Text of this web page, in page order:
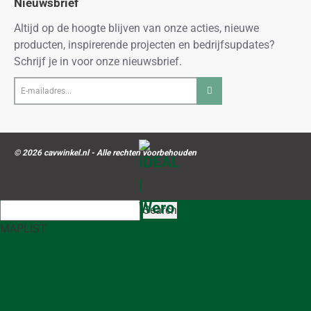
Altijd op de hoogte blijven van onze acties, nieuwe
producten, inspirerende projecten en bedrijfsupdates?
Schrijf je in voor onze nieuwsbrief.
mailadres...
© 2026 cavwinkel.nl - Alle rechten voorbehouden
Search
MAPLIST